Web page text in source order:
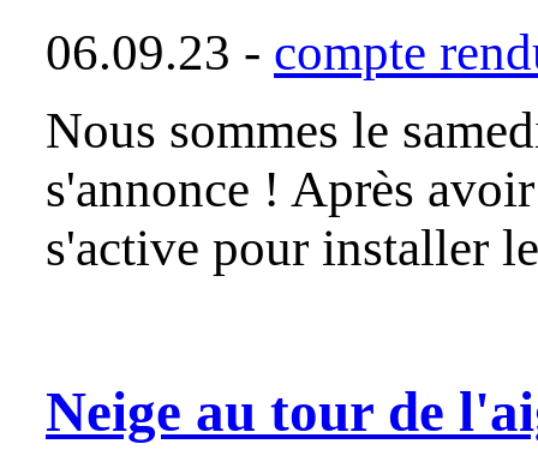
06.09.23 - compte
Nous sommes le
s'annonce ! Après
s'active pour installer
Neige au tour de